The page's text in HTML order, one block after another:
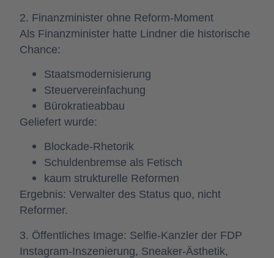
2. Finanzminister ohne Reform-Moment
Als Finanzminister hatte Lindner die historische
Chance:
Staatsmodernisierung
Steuervereinfachung
Bürokratieabbau
Geliefert wurde:
Blockade-Rhetorik
Schuldenbremse als Fetisch
kaum strukturelle Reformen
Ergebnis: Verwalter des Status quo, nicht
Reformer.
3. Öffentliches Image: Selfie-Kanzler der FDP
Instagram-Inszenierung, Sneaker-Ästhetik,